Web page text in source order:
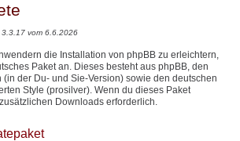
vom 6.6.2026
die Installation von phpBB zu erleichtern,
Paket an. Dieses besteht aus phpBB, den
der Du- und Sie-Version) sowie den deutschen
Style (prosilver). Wenn du dieses Paket
Downloads erforderlich.